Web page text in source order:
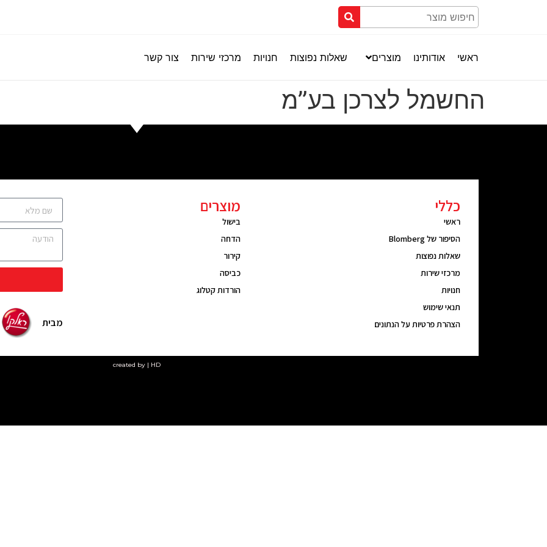
ראשי אודותינו מוצרים שאלות נפוצות חנויות מרכזי שירות צור קשר
החשמל לצרכן בע”מ
כללי
ראשי
הסיפור של Blomberg
שאלות נפוצות
מרכזי שירות
חנויות
תנאי שימוש
הצהרת פרטיות על הנתונים
מוצרים
בישול
הדחה
קירור
כביסה
הורדות קטלוג
מבית
created by | HD